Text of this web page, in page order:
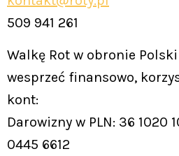
509 941 261
Walkę Rot w obronie
wesprzeć finansowo,
kont:
Darowizny w PLN: 36 1020
0445 6612